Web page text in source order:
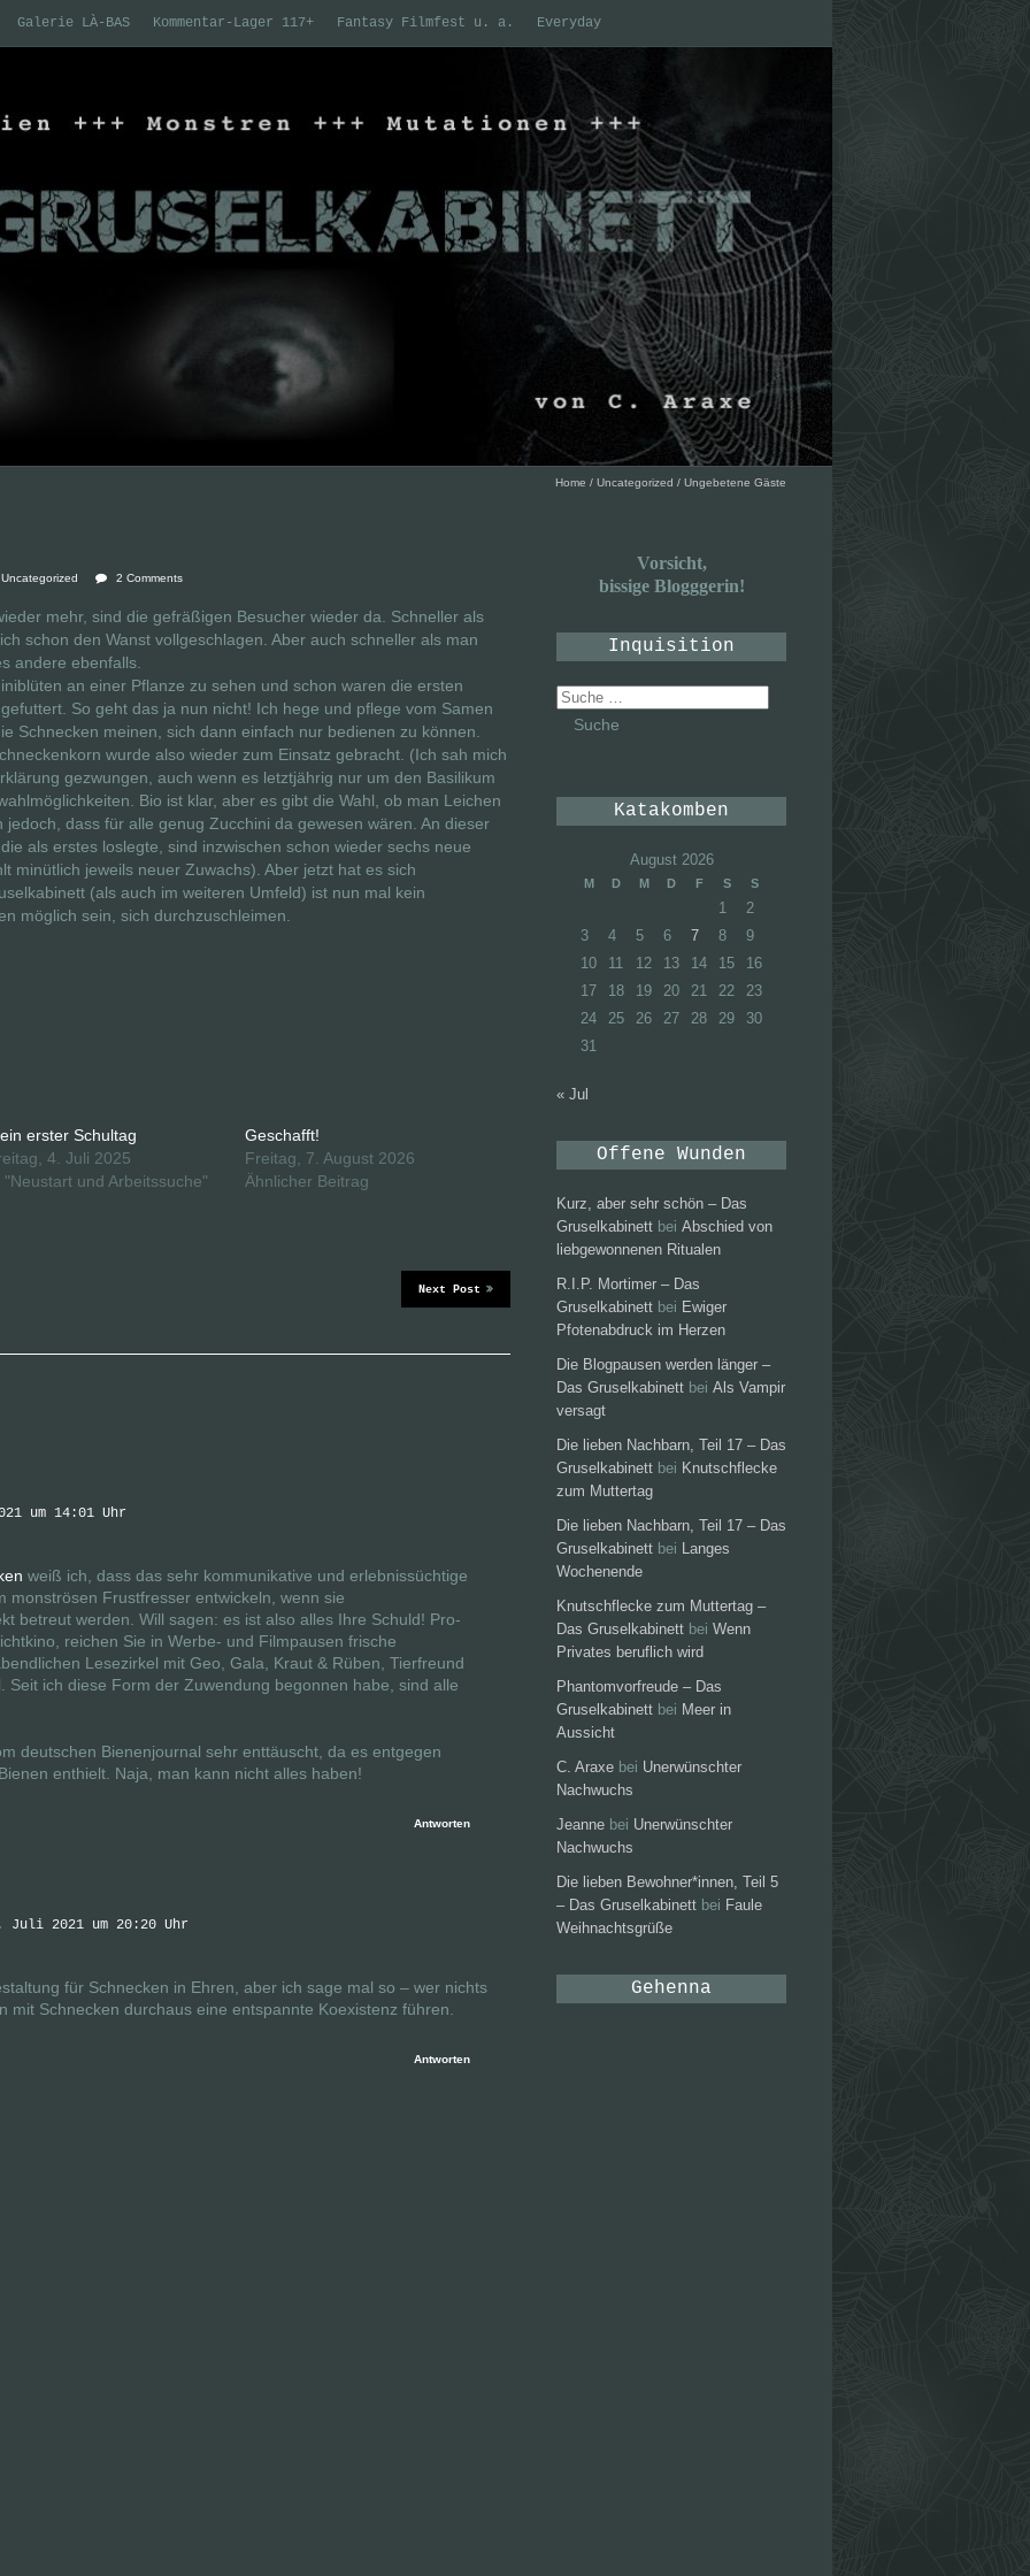
Galerie LÀ-BAS Kommentar-Lager 117+ Fantasy Filmfest u. a. Everyday
Home / Uncategorized / Ungebetene Gäste
Uncategorized 2 Comments
mehr, sind die gefräßigen Besucher wieder da. Schneller als
schon den Wanst vollgeschlagen. Aber auch schneller als man
andere ebenfalls.
an einer Pflanze zu sehen und schon waren die ersten
So geht das ja nun nicht! Ich hege und pflege vom Samen
Schnecken meinen, sich dann einfach nur bedienen zu können.
wurde also wieder zum Einsatz gebracht. (Ich sah mich
gezwungen, auch wenn es letztjährig nur um den Basilikum
Bio ist klar, aber es gibt die Wahl, ob man Leichen
dass für alle genug Zucchini da gewesen wären. An dieser
als erstes loslegte, sind inzwischen schon wieder sechs neue
minütlich jeweils neuer Zuwachs). Aber jetzt hat es sich
(als auch im weiteren Umfeld) ist nun mal kein
möglich sein, sich durchzuschleimen.
erster Schultag
4. Juli 2025
"Neustart und Arbeitssuche"
Geschafft!
Freitag, 7. August 2026
Ähnlicher Beitrag
Next Post
um 14:01 Uhr
weiß ich, dass das sehr kommunikative und erlebnissüchtige
monströsen Frustfresser entwickeln, wenn sie
betreut werden. Will sagen: es ist also alles Ihre Schuld! Pro-
reichen Sie in Werbe- und Filmpausen frische
Lesezirkel mit Geo, Gala, Kraut & Rüben, Tierfreund
Seit ich diese Form der Zuwendung begonnen habe, sind alle
deutschen Bienenjournal sehr enttäuscht, da es entgegen
enthielt. Naja, man kann nicht alles haben!
Antworten
Juli 2021 um 20:20 Uhr
für Schnecken in Ehren, aber ich sage mal so – wer nichts
mit Schnecken durchaus eine entspannte Koexistenz führen.
Antworten
Vorsicht,
bissige Blogggerin!
Inquisition
Suche
nach:
Katakomben
August 2026
M D M D F S S
1
2
3
4 5 6 7 8
9
10
11 12 13 14 15
16
17
18 19 20 21 22
23
24
25 26 27 28 29
30
31
« Jul
Offene Wunden
Kurz, aber sehr schön – Das
Gruselkabinett bei Abschied von
liebgewonnenen Ritualen
R.I.P. Mortimer – Das
Gruselkabinett bei Ewiger
Pfotenabdruck im Herzen
Die Blogpausen werden länger –
Das Gruselkabinett bei Als Vampir
versagt
Die lieben Nachbarn, Teil 17 – Das
Gruselkabinett bei Knutschflecke
zum Muttertag
Die lieben Nachbarn, Teil 17 – Das
Gruselkabinett bei Langes
Wochenende
Knutschflecke zum Muttertag –
Das Gruselkabinett bei Wenn
Privates beruflich wird
Phantomvorfreude – Das
Gruselkabinett bei Meer in
Aussicht
C. Araxe bei Unerwünschter
Nachwuchs
Jeanne bei Unerwünschter
Nachwuchs
Die lieben Bewohner*innen, Teil 5
– Das Gruselkabinett bei Faule
Weihnachtsgrüße
Gehenna